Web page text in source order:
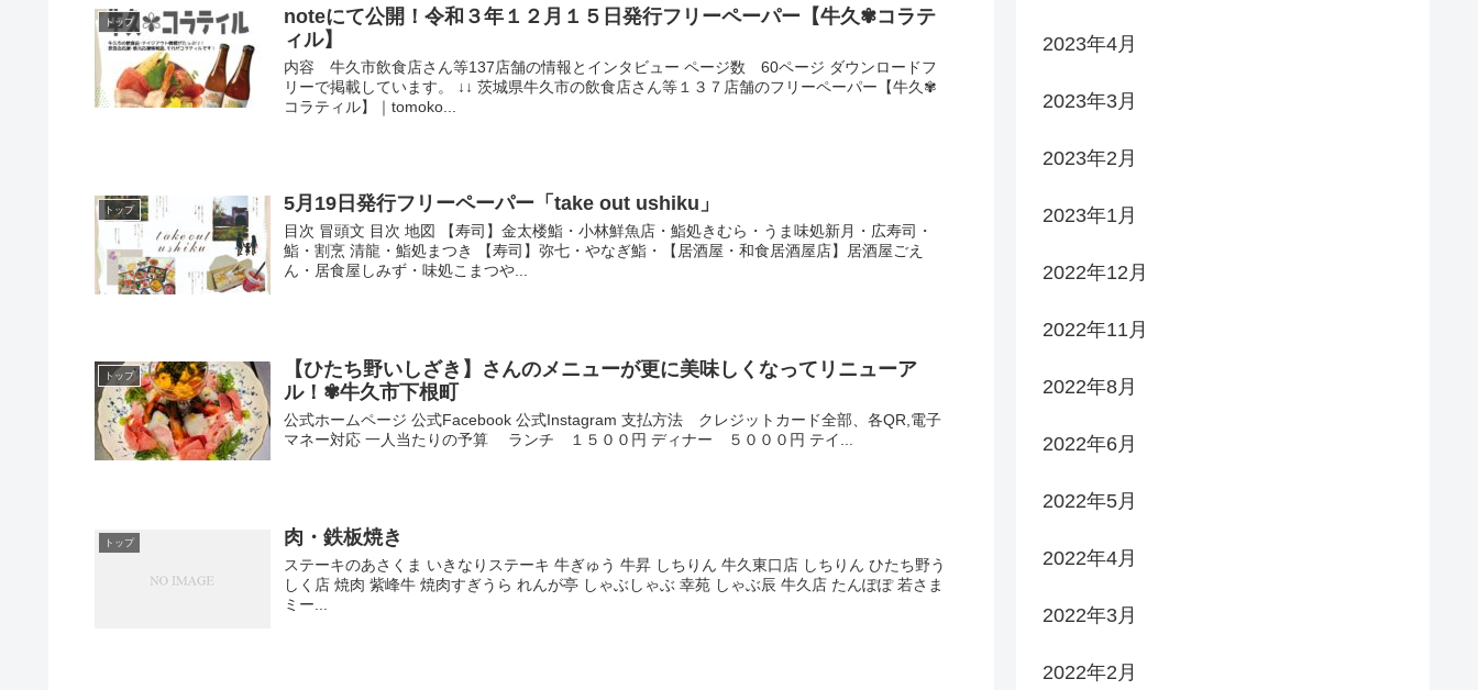
トップ
noteにて公開！令和３年１２月１５日発行フリーペーパー【牛久✾コラテ
ィル】
内容 牛久市飲食店さん等137店舗の情報とインタビュー ページ数 60ページ ダウンロードフ
リーで掲載しています。 ↓↓ 茨城県牛久市の飲食店さん等１３７店舗のフリーペーパー【牛久✾
コラティル】｜tomoko...
トップ 5月19日発行フリーペーパー「take out ushiku」
目次 冒頭文 目次 地図 【寿司】金太楼鮨・小林鮮魚店・鮨処きむら・うま味処新月・広寿司・
鮨・割烹 清龍・鮨処まつき 【寿司】弥七・やなぎ鮨・【居酒屋・和食居酒屋店】居酒屋ごえ
ん・居食屋しみず・味処こまつや...
トップ
【ひたち野いしざき】さんのメニューが更に美味しくなってリニューア
ル！✾牛久市下根町
公式ホームページ 公式Facebook 公式Instagram 支払方法 クレジットカード全部、各QR,電子
マネー対応 一人当たりの予算 ランチ １５００円 ディナー ５０００円 テイ...
トップ 肉・鉄板焼き
ステーキのあさくま いきなりステーキ 牛ぎゅう 牛昇 しちりん 牛久東口店 しちりん ひたち野う
しく店 焼肉 紫峰牛 焼肉すぎうら れんが亭 しゃぶしゃぶ 幸苑 しゃぶ辰 牛久店 たんぽぽ 若さま
ミー...
2023年4月
2023年3月
2023年2月
2023年1月
2022年12月
2022年11月
2022年8月
2022年6月
2022年5月
2022年4月
2022年3月
2022年2月